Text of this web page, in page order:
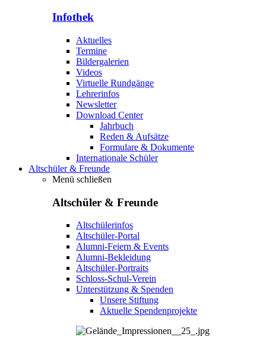
Infothek
Aktuelles
Termine
Bildergalerien
Videos
Virtuelle Rundgänge
Lehrerinfos
Newsletter
Download Center
Jahrbuch
Reden & Aufsätze
Formulare & Dokumente
Internationale Schüler
Altschüler & Freunde
Menü schließen
Altschüler & Freunde
Altschülerinfos
Altschüler-Portal
Alumni-Feiern & Events
Alumni-Bekleidung
Altschüler-Portraits
Schloss-Schul-Verein
Unterstützung & Spenden
Unsere Stiftung
Aktuelle Spendenprojekte